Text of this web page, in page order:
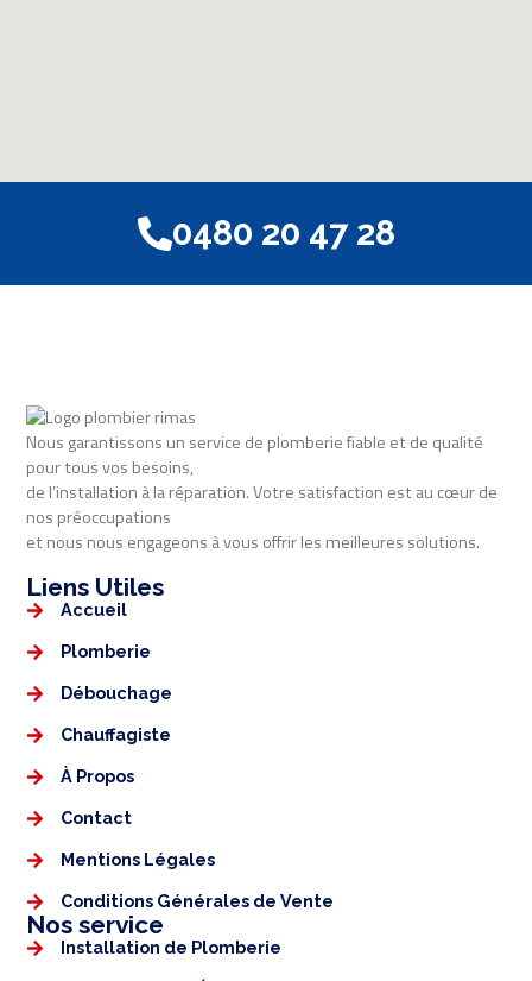
0480 20 47 28
Nous garantissons un service de plomberie fiable et de qualité
pour tous vos besoins,
de l’installation à la réparation. Votre satisfaction est au cœur de
nos préoccupations
et nous nous engageons à vous offrir les meilleures solutions.
Liens Utiles​​
Accueil
Plomberie
Débouchage
Chauffagiste
À Propos
Contact
Mentions Légales​
Conditions Générales de Vente
Nos service
Installation de Plomberie